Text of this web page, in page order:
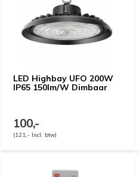
LED Highbay UFO 200W
IP65 150lm/W Dimbaar
100,-
(121,- Incl. btw)